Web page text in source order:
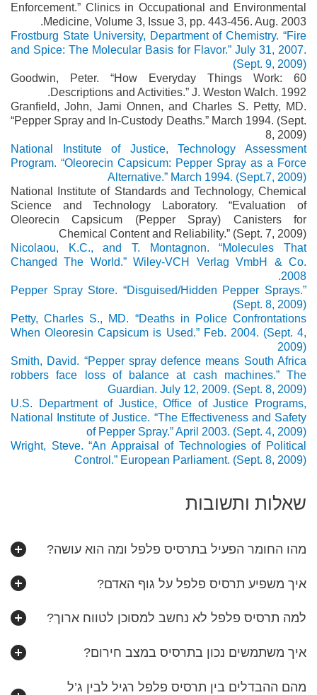
Enforcement.” Clinics in Occupational and Environmental
Medicine, Volume 3, Issue 3, pp. 443-456. Aug. 2003.
Frostburg State University, Department of Chemistry. “Fire
and Spice: The Molecular Basis for Flavor.” July 31, 2007.
(Sept. 9, 2009)
Goodwin, Peter. “How Everyday Things Work: 60
Descriptions and Activities.” J. Weston Walch. 1992.
Granfield, John, Jami Onnen, and Charles S. Petty, MD.
“Pepper Spray and In-Custody Deaths.” March 1994. (Sept.
8, 2009)
National Institute of Justice, Technology Assessment
Program. “Oleorecin Capsicum: Pepper Spray as a Force
Alternative.” March 1994. (Sept.7, 2009)
National Institute of Standards and Technology, Chemical
Science and Technology Laboratory. “Evaluation of
Oleorecin Capsicum (Pepper Spray) Canisters for
Chemical Content and Reliability.” (Sept. 7, 2009)
Nicolaou, K.C., and T. Montagnon. “Molecules That
Changed The World.” Wiley-VCH Verlag VmbH & Co.
2008.
Pepper Spray Store. “Disguised/Hidden Pepper Sprays.”
(Sept. 8, 2009)
Petty, Charles S., MD. “Deaths in Police Confrontations
When Oleoresin Capsicum is Used.” Feb. 2004. (Sept. 4,
2009)
Smith, David. “Pepper spray defence means South Africa
robbers face loss of balance at cash machines.” The
Guardian. July 12, 2009. (Sept. 8, 2009)
U.S. Department of Justice, Office of Justice Programs,
National Institute of Justice. “The Effectiveness and Safety
of Pepper Spray.” April 2003. (Sept. 4, 2009)
Wright, Steve. “An Appraisal of Technologies of Political
Control.” European Parliament. (Sept. 8, 2009)
שאלות ותשובות
מהו החומר הפעיל בתרסיס פלפל ומה הוא עושה?
איך משפיע תרסיס פלפל על גוף האדם?
למה תרסיס פלפל לא נחשב למסוכן לטווח ארוך?
איך משתמשים נכון בתרסיס במצב חירום?
מהם ההבדלים בין תרסיס פלפל רגיל לבין ג’ל